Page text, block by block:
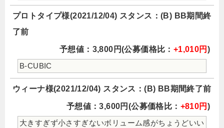
プロトタイプ様(2021/12/04) スタンス：(B) BB期間終
了前
予想値：3,800円(公募価格比： +1,010円 )
B-CUBIC
ウィーナ様(2021/12/04) スタンス：(B) BB期間終了前
予想値：3,600円(公募価格比： +810円 )
大きすぎず小さすぎないボリューム感がちょうどいい